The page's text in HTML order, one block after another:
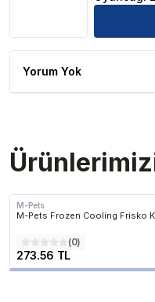
Yorum Yok
M-Pets
M-Pets Frozen Cooling Frisko
(0)
273.56 TL